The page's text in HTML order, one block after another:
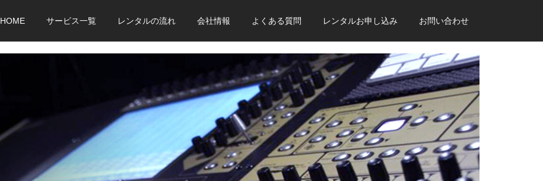
HOME サービス一覧 レンタルの流れ 会社情報 よくある質問 レンタルお申し込み お問い合わせ